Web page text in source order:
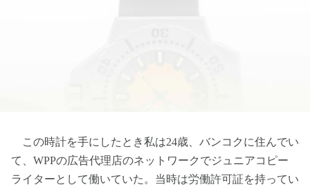
この時計を手にしたとき私は24歳、バンコクに住んでい
て、WPPの広告代理店のネットワークでジュニアコピー
ライターとして働いていた。当時は労働許可証を持ってい